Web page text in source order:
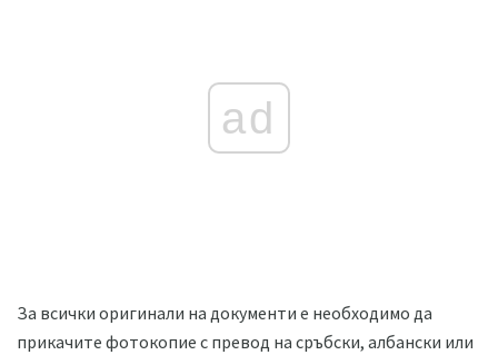
ad
За всички оригинали на документи е необходимо да
прикачите фотокопие с превод на сръбски, албански или